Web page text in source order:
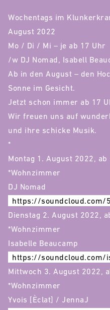
Wochentags im
August 2022
Mo / Di / Mi – je ab 17 Uhr
/w DJ Nomad, Isabell
Ab in den August – den
Sonne im Gesicht.
Jetzt schon immer ab 17
Wir freuen uns auf
und ihre schicke Musik.
*
Montag 1. August 2022, ab
*Wohnzimmer
DJ Nomad
https://soundcloud.com/
Dienstag 2. August 2022,
*Wohnzimmer
Isabelle Beaucamp
https://soundcloud.com/
Mittwoch 3. August 2022,
*Wohnzimmer
Yvois [Èclat] / JennaJ